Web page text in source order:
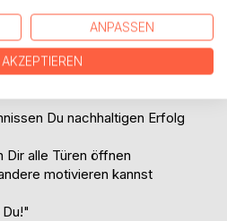
Tipps Du schon heute mehr
erreichen kannst.
Deinen Erfolg maßgeblich
Du nachhaltigen Erfolg
Dir alle Türen öffnen
motivieren kannst
ANPASSEN